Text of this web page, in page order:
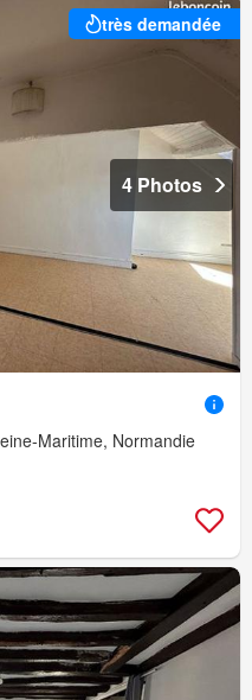
très demandée
4 Photos
Maritime, Normandie